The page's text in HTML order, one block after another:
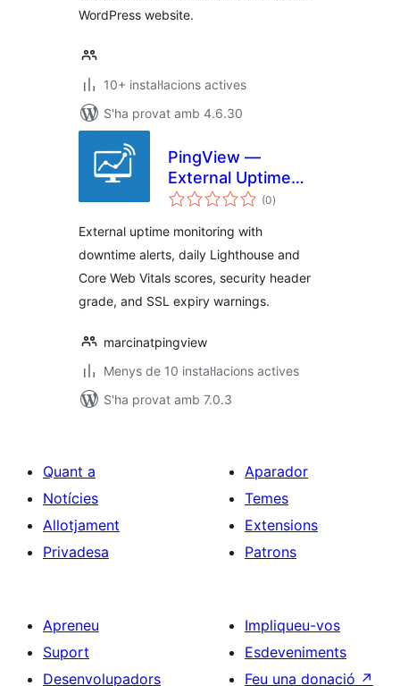
WordPress website.
10+ instal·lacions actives
S'ha provat amb 4.6.30
PingView —
External Uptime
Monitoring
(0puntuacions
totals
)
External uptime monitoring with
downtime alerts, daily Lighthouse and
Core Web Vitals scores, security header
grade, and SSL expiry warnings.
marcinatpingview
Menys de 10 instal·lacions actives
S'ha provat amb 7.0.3
Quant a
Notícies
Allotjament
Privadesa
Aparador
Temes
Extensions
Patrons
Apreneu
Suport
Desenvolupadors
Impliqueu-vos
Esdeveniments
Feu una donació ↗